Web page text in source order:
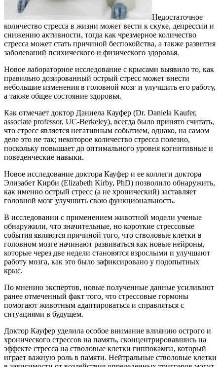
Недостаточное
количество стресса в жизни может вести к скуке, депрессии и
снижению активности, тогда как чрезмерное количество
стресса может стать причиной беспокойства, а также развития
заболеваний психического и физического здоровья.
Новое лабораторное исследование с крысами выявило то, как
правильно дозированный острый стресс может внести
небольшие изменения в головной мозг и улучшить его работу,
а также общее состояние здоровья.
Как отмечает доктор Даниела Кауфер (Dr. Daniela Kaufer,
associate professor, UC-Berkeley), всегда было принято считать,
что стресс является негативным событием, однако, на самом
деле это не так; некоторое количество стресса полезно,
поскольку повышает до оптимального уровня когнитивные и
поведенческие навыки.
Новое исследование доктора Кауфер и ее коллеги доктора
Элизабет Кирби (Elizabeth Kirby, PhD) позволило обнаружить,
как именно острый стресс (а не хронический) заставляет
головной мозг улучшить свою функциональность.
В исследовании с применением животной модели ученые
обнаружили, что значительные, но короткие стрессовые
события являются причиной того, что стволовые клетки в
головном мозге начинают развиваться как новые нейроны,
которые через две недели становятся взрослыми и улучшают
работу мозга, как это было зафиксировано у подопытных
крыс.
По мнению экспертов, новые полученные данные усиливают
ранее отмеченный факт того, что стрессовые гормоны
помогают животным адаптироваться и справляться с
ситуациями в будущем.
Доктор Кауфер уделила особое внимание влиянию острого и
хронического стрессов на память, сконцентрировавшись на
эффекте стресса на стволовые клетки гиппокампа, который
играет важную роль в памяти. Нейтральные стволовые клетки